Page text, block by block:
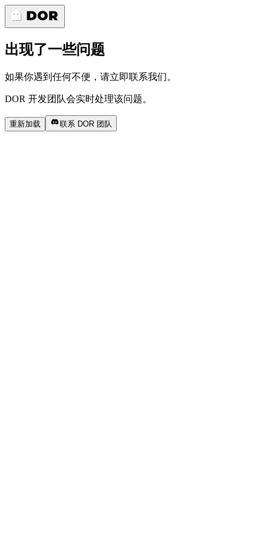
出现了一些问题
如果你遇到任何不便，请立即联系我们。
DOR 开发团队会实时处理该问题。
重新加载 联系 DOR 团队